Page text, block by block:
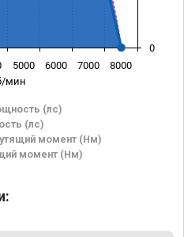
мин
(лс)
(лс)
момент (Нм)
момент (Нм)
5000 6000 7000 8000
0